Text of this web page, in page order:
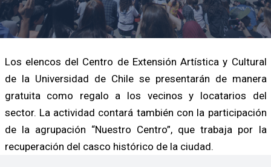
Los elencos del Centro de Extensión Artística y Cultural
de la Universidad de Chile se presentarán de manera
gratuita como regalo a los vecinos y locatarios del
sector. La actividad contará también con la participación
de la agrupación “Nuestro Centro”, que trabaja por la
recuperación del casco histórico de la ciudad.